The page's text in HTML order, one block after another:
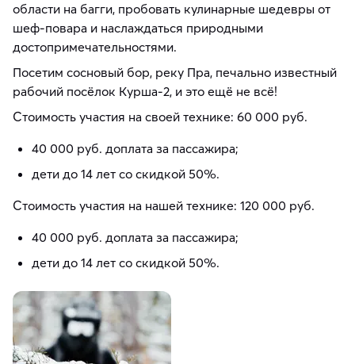
области на багги, пробовать кулинарные шедевры от
шеф-повара и наслаждаться природными
достопримечательностями.
Посетим сосновый бор, реку Пра, печально известный
рабочий посёлок Курша-2, и это ещё не всё!
Стоимость участия на своей технике: 60 000 руб.
40 000 руб. доплата за пассажира;
дети до 14 лет со скидкой 50%.
Стоимость участия на нашей технике: 120 000 руб.
40 000 руб. доплата за пассажира;
дети до 14 лет со скидкой 50%.